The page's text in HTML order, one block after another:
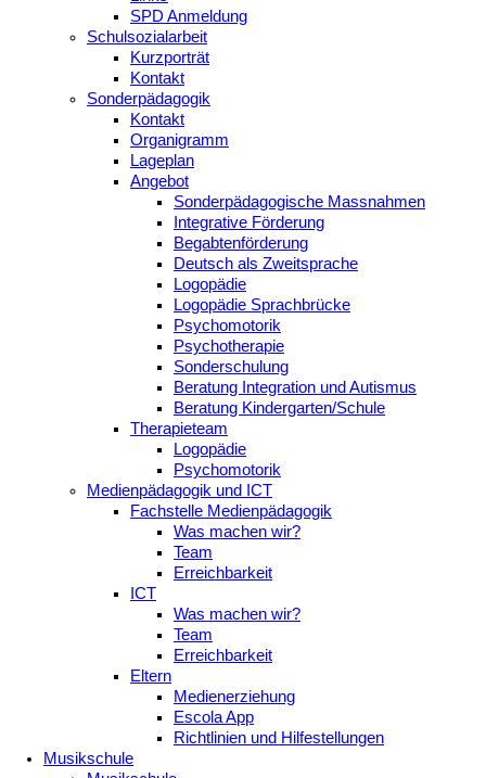
SPD Anmeldung
Schulsozialarbeit
Kurzporträt
Kontakt
Sonderpädagogik
Kontakt
Organigramm
Lageplan
Angebot
Sonderpädagogische Massnahmen
Integrative Förderung
Begabtenförderung
Deutsch als Zweitsprache
Logopädie
Logopädie Sprachbrücke
Psychomotorik
Psychotherapie
Sonderschulung
Beratung Integration und Autismus
Beratung Kindergarten/Schule
Therapieteam
Logopädie
Psychomotorik
Medienpädagogik und ICT
Fachstelle Medienpädagogik
Was machen wir?
Team
Erreichbarkeit
ICT
Was machen wir?
Team
Erreichbarkeit
Eltern
Medienerziehung
Escola App
Richtlinien und Hilfestellungen
Musikschule